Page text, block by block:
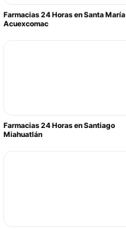
Farmacias 24 Horas en Santa María
Acuexcomac
Farmacias 24 Horas en Santiago
Miahuatlán